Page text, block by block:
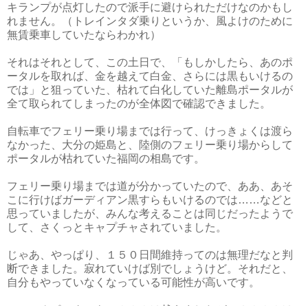
キランプが点灯したので派手に避けられただけなのかもし
れません。（トレインタダ乗りというか、風よけのために
無賃乗車していたならわかれ）
それはそれとして、この土日で、「もしかしたら、あのポ
ータルを取れば、金を越えて白金、さらには黒もいけるの
では」と狙っていた、枯れて白化していた離島ポータルが
全て取られてしまったのが全体図で確認できました。
自転車でフェリー乗り場までは行って、けっきょくは渡ら
なかった、大分の姫島と、陸側のフェリー乗り場からして
ポータルが枯れていた福岡の相島です。
フェリー乗り場までは道が分かっていたので、ああ、あそ
こに行けばガーディアン黒すらもいけるのでは……などと
思っていましたが、みんな考えることは同じだったようで
して、さくっとキャプチャされていました。
じゃあ、やっぱり、１５０日間維持ってのは無理だなと判
断できました。寂れていけば別でしょうけど。それだと、
自分もやっていなくなっている可能性が高いです。